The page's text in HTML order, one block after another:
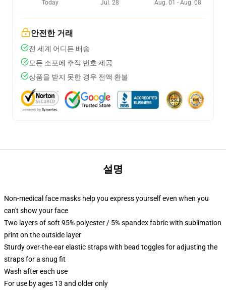
Today
Jul. 28
Aug. 01 - Aug. 08
안전한 거래
전 세계 어디든 배송
모든 소포에 추적 번호 제공
상품을 받지 못한 경우 전액 환불
설명
Non-medical face masks help you express yourself even when you
can't show your face
Two layers of soft 95% polyester / 5% spandex fabric with sublimation
print on the outside layer
Sturdy over-the-ear elastic straps with bead toggles for adjusting the
straps for a snug fit
Wash after each use
For use by ages 13 and older only